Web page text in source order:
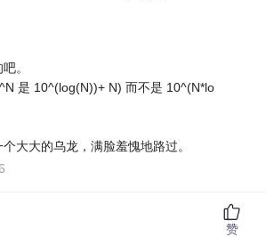
。
是 10^(log(N))+ N) 而不是 10^(N*lo
大大的乌龙，满脸羞愧地路过。
赞